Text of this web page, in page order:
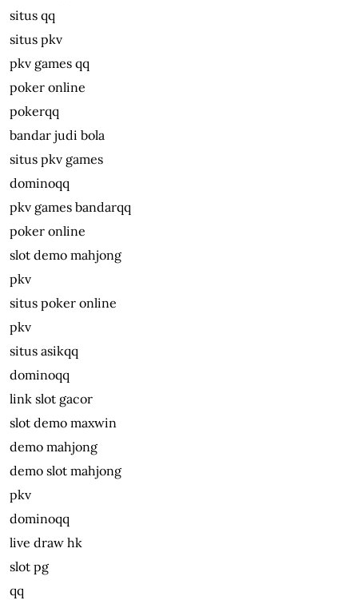
situs qq
situs pkv
pkv games qq
poker online
pokerqq
bandar judi bola
situs pkv games
dominoqq
pkv games bandarqq
poker online
slot demo mahjong
pkv
situs poker online
pkv
situs asikqq
dominoqq
link slot gacor
slot demo maxwin
demo mahjong
demo slot mahjong
pkv
dominoqq
live draw hk
slot pg
qq